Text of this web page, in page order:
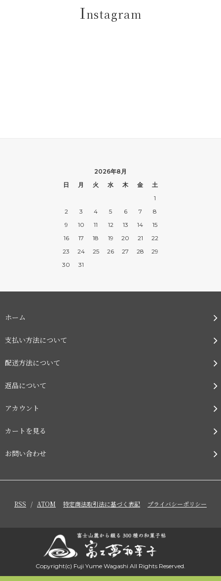
Instagram
2026年8月
日
月 火 水 木 金
土
1
2
3 4 5 6 7
8
9
10 11 12 13 14
15
16
17 18 19 20 21
22
23
24 25 26 27 28
29
30
31
ホーム
支払い方法について
配送方法について
返品について
アカウント
カートを見る
お問い合わせ
RSS / ATOM 特定商法取引法に基づく表記 プライバシーポリシー
Copyright(c) Fuji Yume Wagashi All Rights Reserved.